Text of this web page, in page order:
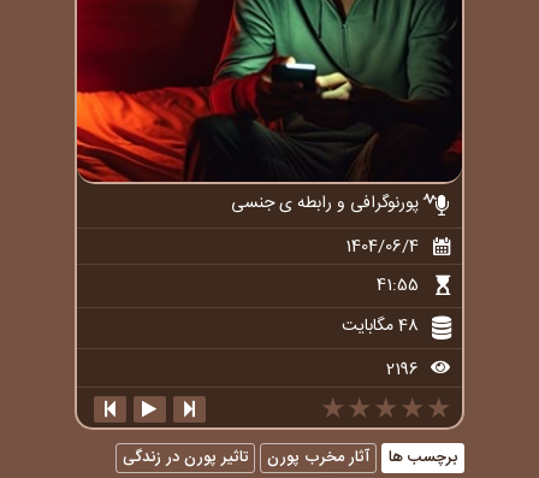
پورنوگرافی و رابطه ی جنسی
1404/06/4
41:55
48 مگابایت
2196
★★★★★
★★★★★
★★★★★
برچسب ها آثار مخرب پورن
تاثیر پورن در زندگی